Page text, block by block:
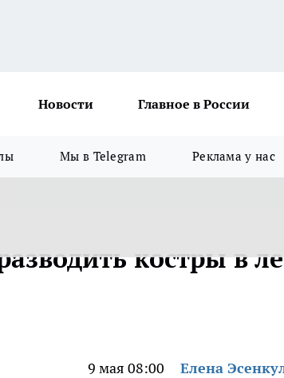
Новости Главное в России
Мы в Telegram Реклама у нас
костры в
9 мая 08:00 Елена